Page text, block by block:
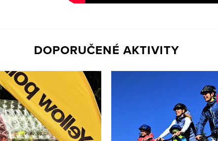
DOPORUČENÉ AKTIVITY